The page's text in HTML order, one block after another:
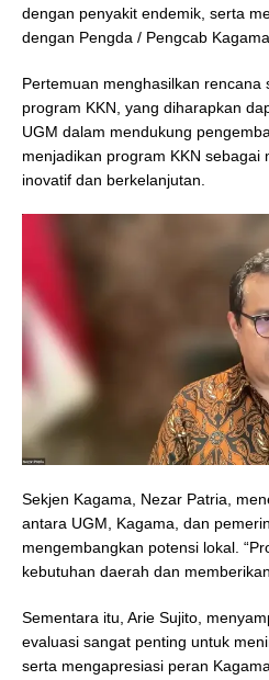
dengan penyakit endemik, serta
dengan Pengda / Pengcab Kagama.
Pertemuan menghasilkan rencana
program KKN, yang diharapkan
UGM dalam mendukung
menjadikan program KKN sebagai
inovatif dan berkelanjutan.
Sekjen Kagama, Nezar Patria,
antara UGM, Kagama, dan
mengembangkan potensi lokal.
kebutuhan daerah dan
Sementara itu, Arie Sujito,
evaluasi sangat penting untuk
serta mengapresiasi peran